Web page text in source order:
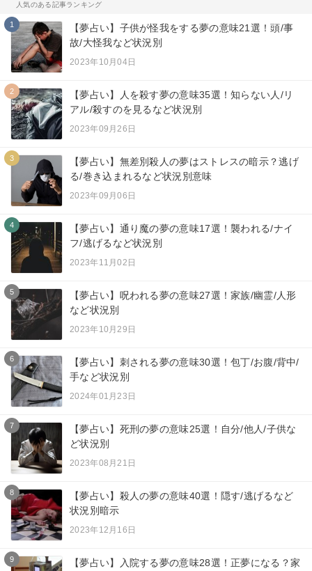
人気のある記事ランキング
1
【夢占い】子供が怪我をする夢の意味21選！頭/事
故/大怪我など状況別
2023年10月04日
2
【夢占い】人を殺す夢の意味35選！知らない人/リ
アル/殺すのを見るなど状況別
2023年09月26日
3
【夢占い】無差別殺人の夢はストレスの暗示？逃げ
る/巻き込まれるなど状況別意味
2023年09月06日
4
【夢占い】通り魔の夢の意味17選！襲われる/ナイ
フ/逃げるなど状況別
2023年11月02日
5
【夢占い】呪われる夢の意味27選！家族/幽霊/人形
など状況別
2023年10月29日
6
【夢占い】刺される夢の意味30選！包丁/お腹/背中/
手など状況別
2024年01月23日
7
【夢占い】死刑の夢の意味25選！自分/他人/子供な
ど状況別
2023年08月21日
8
【夢占い】殺人の夢の意味40選！隠す/逃げるなど
状況別暗示
2023年12月16日
9
【夢占い】入院する夢の意味28選！正夢になる？家